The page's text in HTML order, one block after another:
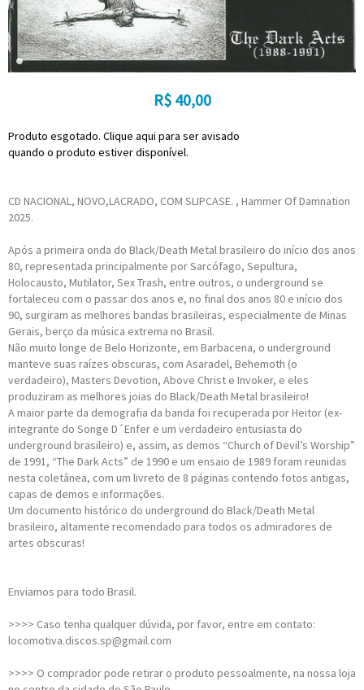
R$ 40,00
Produto esgotado. Clique aqui para ser avisado
quando o produto estiver disponível.
CD NACIONAL, NOVO,LACRADO, COM SLIPCASE. , Hammer Of Damnation
2025.
Após a primeira onda do Black/Death Metal brasileiro do início dos anos
80, representada principalmente por Sarcófago, Sepultura,
Holocausto, Mutilator, Sex Trash, entre outros, o underground se
fortaleceu com o passar dos anos e, no final dos anos 80 e início dos
90, surgiram as melhores bandas brasileiras, especialmente de Minas
Gerais, berço da música extrema no Brasil.
Não muito longe de Belo Horizonte, em Barbacena, o underground
manteve suas raízes obscuras, com Asaradel, Behemoth (o
verdadeiro), Masters Devotion, Above Christ e Invoker, e eles
produziram as melhores joias do Black/Death Metal brasileiro!
A maior parte da demografia da banda foi recuperada por Heitor (ex-
integrante do Songe D´Enfer e um verdadeiro entusiasta do
underground brasileiro) e, assim, as demos “Church of Devil’s Worship”
de 1991, “The Dark Acts” de 1990 e um ensaio de 1989 foram reunidas
nesta coletânea, com um livreto de 8 páginas contendo fotos antigas,
capas de demos e informações.
Um documento histórico do underground do Black/Death Metal
brasileiro, altamente recomendado para todos os admiradores de
artes obscuras!
Enviamos para todo Brasil.
>>>> Caso tenha qualquer dúvida, por favor, entre em contato:
locomotiva.discos.sp@gmail.com
>>>> O comprador pode retirar o produto pessoalmente, na nossa loja